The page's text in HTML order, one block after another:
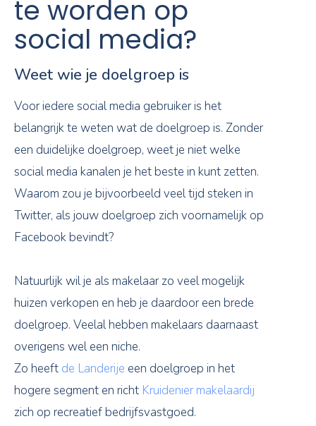
te worden op
social media?
Weet wie je doelgroep is
Voor iedere social media gebruiker is het
belangrijk te weten wat de doelgroep is. Zonder
een duidelijke doelgroep, weet je niet welke
social media kanalen je het beste in kunt zetten.
Waarom zou je bijvoorbeeld veel tijd steken in
Twitter, als jouw doelgroep zich voornamelijk op
Facebook bevindt?
Natuurlijk wil je als makelaar zo veel mogelijk
huizen verkopen en heb je daardoor een brede
doelgroep. Veelal hebben makelaars daarnaast
overigens wel een niche.
Zo heeft de Landerije een doelgroep in het
hogere segment en richt Kruidenier makelaardij
zich op recreatief bedrijfsvastgoed.